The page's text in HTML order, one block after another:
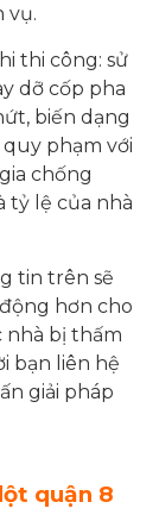
vụ.
thi công: sử
dỡ cốp pha
biến dạng
phạm với
chống
tỷ lệ của nhà
tin trên sẽ
hơn cho
nhà bị thấm
bạn liên hệ
giải pháp
quận 8